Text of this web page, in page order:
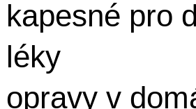
kapesné pro
léky
opravy v